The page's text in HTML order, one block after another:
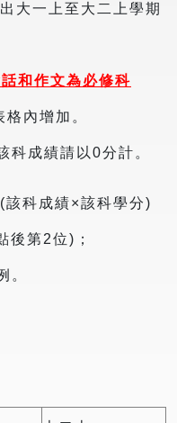
一上至大二上學期
和作文為必修科
內增加。
成績請以0分計。
科成績×該科學分)
後第2位)；